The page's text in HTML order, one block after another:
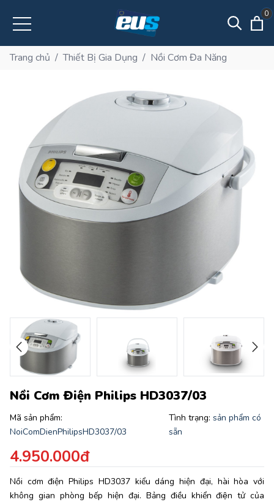
0
Trang chủ / Thiết Bị Gia Dụng / Nồi Cơm Đa Năng
Nồi Cơm Điện Philips HD3037/03
Mã sản phẩm:
NoiComDienPhilipsHD3037/03
Tình trạng: sản phẩm có
sẵn
4.950.000đ
Nồi cơm điện Philips HD3037 kiểu dáng hiện đại, hài hòa với
không gian phòng bếp hiện đại. Bảng điều khiển điện tử của